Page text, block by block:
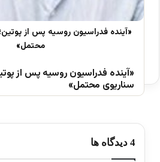
«آینده فدراسیون روسیه پس از
سناریوی محتمل»
‫4 دیدگاه ها